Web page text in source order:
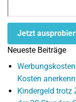
Jetzt
Neueste Beiträge
Kosten
Kindergeld trotz